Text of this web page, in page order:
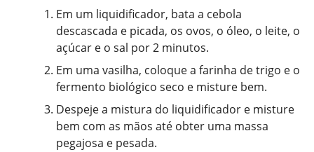
Em um liquidificador, bata a cebola
descascada e picada, os ovos, o óleo, o leite, o
açúcar e o sal por 2 minutos.
Em uma vasilha, coloque a farinha de trigo e o
fermento biológico seco e misture bem.
Despeje a mistura do liquidificador e misture
bem com as mãos até obter uma massa
pegajosa e pesada.